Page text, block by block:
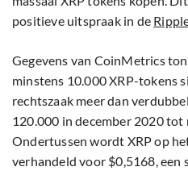
positieve uitspraak in de
Gegevens van CoinMetrics
minstens 10.000 XRP-tokens
rechtszaak meer dan
120.000 in december 2020 tot
Ondertussen wordt XRP op
verhandeld voor $0,5168, een